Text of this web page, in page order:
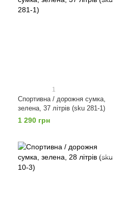
1
Спортивна / дорожня сумка,
зелена, 37 літрів (sku 281-1)
1 290 грн